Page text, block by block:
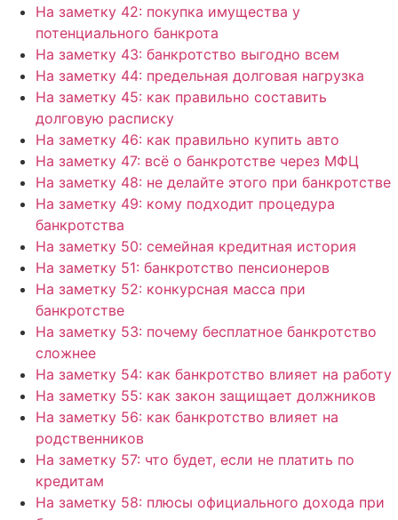
На заметку 42: покупка имущества у
потенциального банкрота
На заметку 43: банкротство выгодно всем
На заметку 44: предельная долговая нагрузка
На заметку 45: как правильно составить
долговую расписку
На заметку 46: как правильно купить авто
На заметку 47: всё о банкротстве через МФЦ
На заметку 48: не делайте этого при банкротстве
На заметку 49: кому подходит процедура
банкротства
На заметку 50: семейная кредитная история
На заметку 51: банкротство пенсионеров
На заметку 52: конкурсная масса при
банкротстве
На заметку 53: почему бесплатное банкротство
сложнее
На заметку 54: как банкротство влияет на работу
На заметку 55: как закон защищает должников
На заметку 56: как банкротство влияет на
родственников
На заметку 57: что будет, если не платить по
кредитам
На заметку 58: плюсы официального дохода при